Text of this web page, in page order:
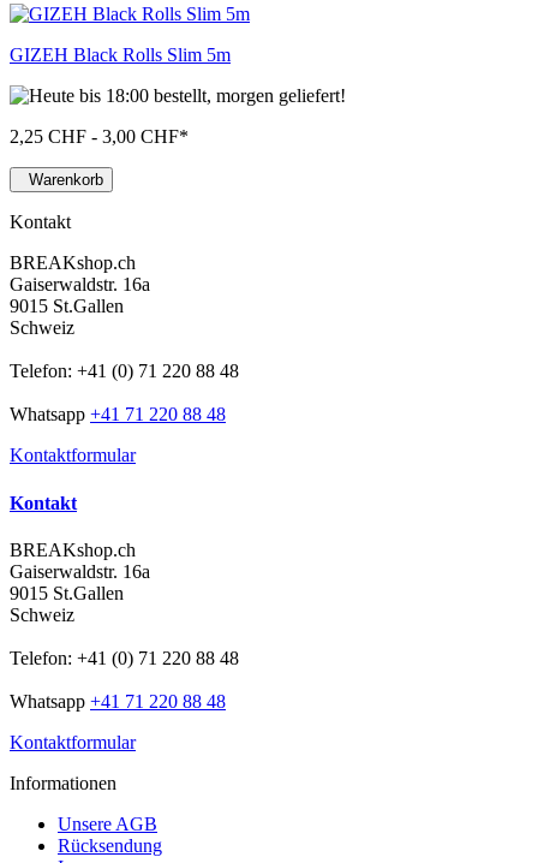
GIZEH Black Rolls Slim 5m
2,25 CHF - 3,00 CHF*
Warenkorb
Kontakt
BREAKshop.ch
Gaiserwaldstr. 16a
9015 St.Gallen
Schweiz
Telefon: +41 (0) 71 220 88 48
Whatsapp +41 71 220 88 48
Kontaktformular
Kontakt
BREAKshop.ch
Gaiserwaldstr. 16a
9015 St.Gallen
Schweiz
Telefon: +41 (0) 71 220 88 48
Whatsapp +41 71 220 88 48
Kontaktformular
Informationen
Unsere AGB
Rücksendung